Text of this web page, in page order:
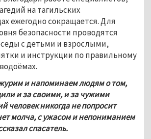
на тагильских
ежегодно сокращается. Для
безопасности проводятся
с детьми и взрослыми,
и инструкции по правильному
и напоминаем людям о том,
и за своими, и за чужими
человек никогда не попросит
молча, с ужасом и непониманием
спасатель.